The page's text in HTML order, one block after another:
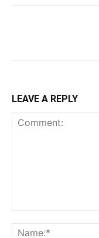
LEAVE A REPLY